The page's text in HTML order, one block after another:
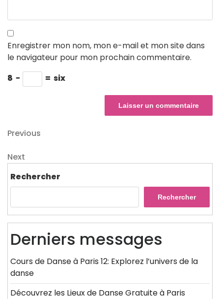
Enregistrer mon nom, mon e-mail et mon site dans
le navigateur pour mon prochain commentaire.
8 − = six
Navigation
de
l’article
Previous
Previous
Next
Next
Rechercher
Rechercher
Derniers messages
Cours de Danse à Paris 12: Explorez l’univers de la
danse
Découvrez les Lieux de Danse Gratuite à Paris